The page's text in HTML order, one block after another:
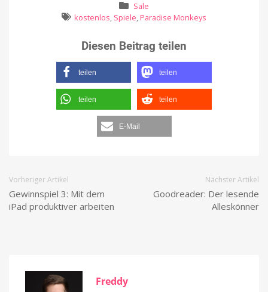
Sale
kostenlos, Spiele, Paradise Monkeys
Diesen Beitrag teilen
teilen teilen
teilen teilen
E-Mail
Vorheriger Artikel
Gewinnspiel 3: Mit dem
iPad produktiver arbeiten
Nächster Artikel
Goodreader: Der lesende
Alleskönner
Freddy